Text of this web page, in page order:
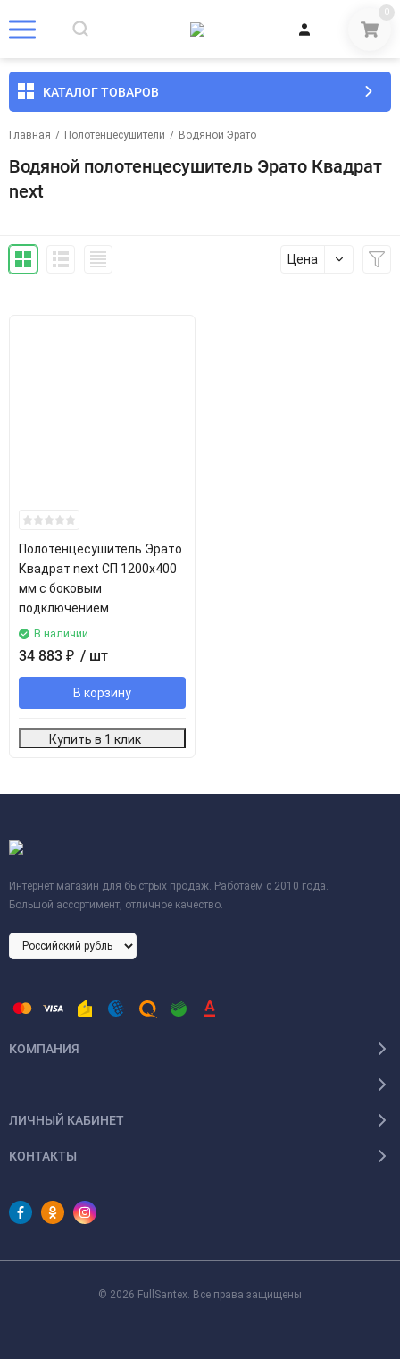
0
КАТАЛОГ ТОВАРОВ
Главная / Полотенцесушители / Водяной Эрато
Водяной полотенцесушитель Эрато Квадрат
next
Цена
Полотенцесушитель Эрато
Квадрат next СП 1200х400
мм с боковым
подключением
В наличии
34 883 ₽ / шт
В корзину
Купить в 1 клик
Интернет магазин для быстрых продаж. Работаем с 2010 года.
Большой ассортимент, отличное качество.
КОМПАНИЯ
ЛИЧНЫЙ КАБИНЕТ
КОНТАКТЫ
© 2026 FullSantex. Все права защищены